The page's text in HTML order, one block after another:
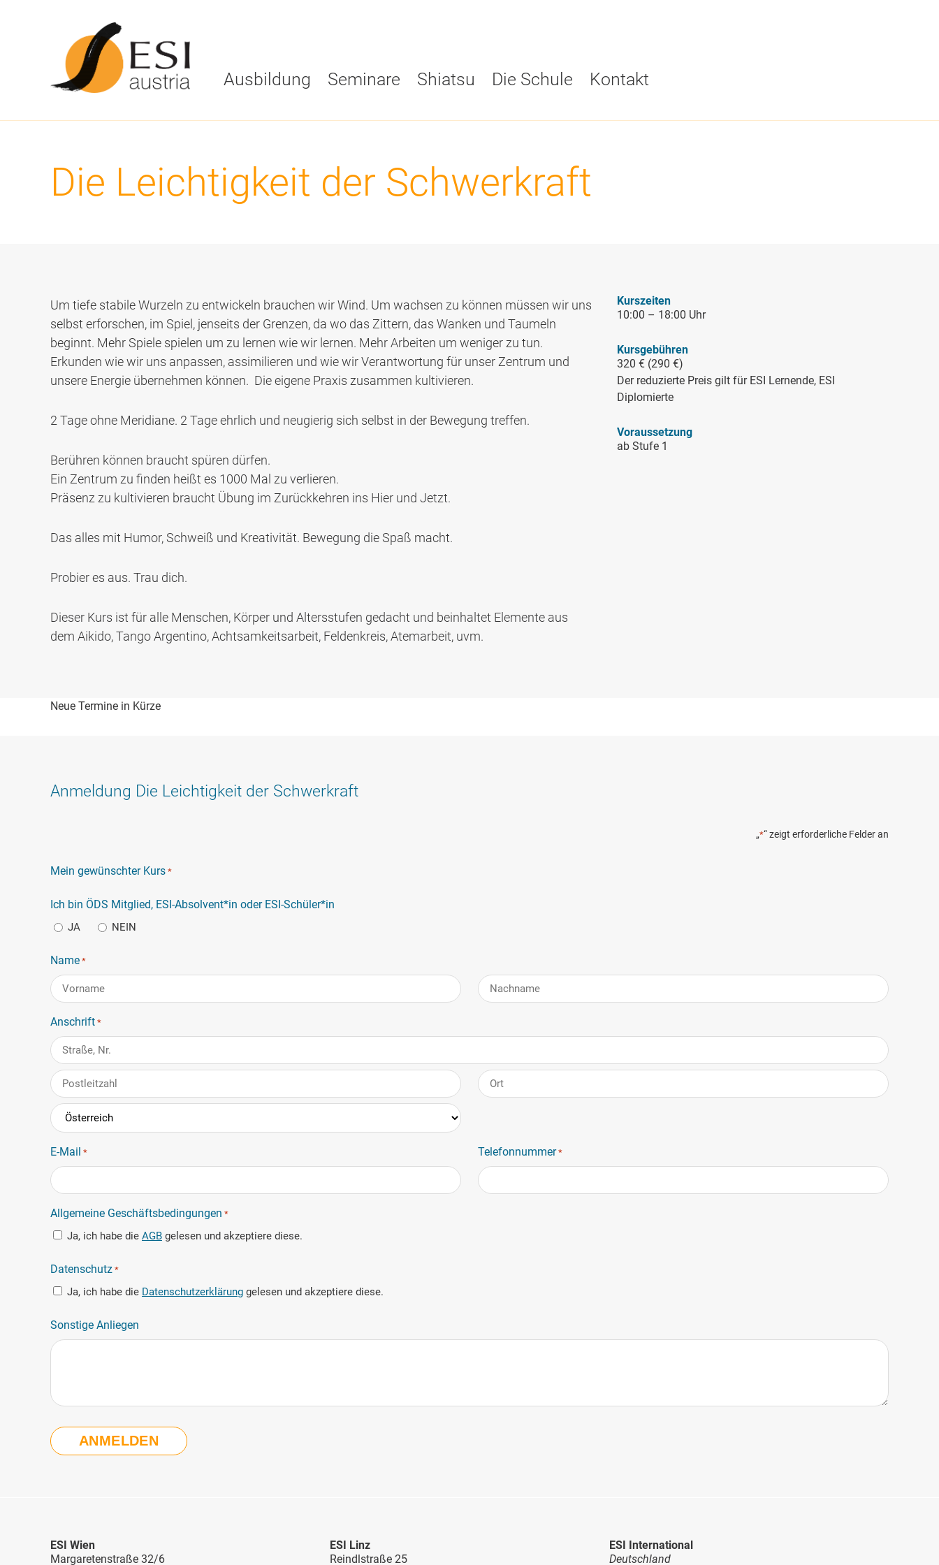
Ausbildung
Stufe 2
Stufe 3
Übungen
Tutorien
Ausbildungsweg
Seminare Shiatsu Die Schule
Ziele, Leitbild
ESI Austria Team
Schwarzes Brett
ESI Praktiker:innen
Kontakt
Die Leichtigkeit der Schwerkraft
Um tiefe stabile Wurzeln zu entwickeln brauchen wir Wind. Um wachsen zu können müssen wir uns
selbst erforschen, im Spiel, jenseits der Grenzen, da wo das Zittern, das Wanken und Taumeln
beginnt. Mehr Spiele spielen um zu lernen wie wir lernen. Mehr Arbeiten um weniger zu tun.
Erkunden wie wir uns anpassen, assimilieren und wie wir Verantwortung für unser Zentrum und
unsere Energie übernehmen können. Die eigene Praxis zusammen kultivieren.
2 Tage ohne Meridiane. 2 Tage ehrlich und neugierig sich selbst in der Bewegung treffen.
Berühren können braucht spüren dürfen.
Ein Zentrum zu finden heißt es 1000 Mal zu verlieren.
Präsenz zu kultivieren braucht Übung im Zurückkehren ins Hier und Jetzt.
Das alles mit Humor, Schweiß und Kreativität. Bewegung die Spaß macht.
Probier es aus. Trau dich.
Dieser Kurs ist für alle Menschen, Körper und Altersstufen gedacht und beinhaltet Elemente aus
dem Aikido, Tango Argentino, Achtsamkeitsarbeit, Feldenkreis, Atemarbeit, uvm.
Kurszeiten
10:00 – 18:00 Uhr
Kursgebühren
320 € (290 €)
Der reduzierte Preis gilt für ESI Lernende, ESI
Diplomierte
Voraussetzung
ab Stufe 1
Neue Termine in Kürze
Anmeldung Die Leichtigkeit der Schwerkraft
„*“ zeigt erforderliche Felder an
Mein gewünschter Kurs *
Ich bin ÖDS Mitglied, ESI-Absolvent*in oder ESI-Schüler*in
JA NEIN
Name *
Anschrift *
Anschrift
PLZ
E-Mail * Telefonnummer *
Allgemeine Geschäftsbedingungen *
Ja, ich habe die AGB gelesen und akzeptiere diese.
Datenschutz *
Ja, ich habe die Datenschutzerklärung gelesen und akzeptiere diese.
Sonstige Anliegen
ESI Wien
Margaretenstraße 32/6
ESI Linz
Reindlstraße 25
ESI International
Deutschland